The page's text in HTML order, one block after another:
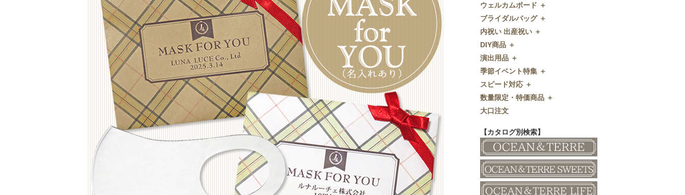
スプーン
チョコレート
ディズニー
ドラジェ
プチタオル
席札立て
耳かき＆ぺん
紅茶＆コーヒー
和風プチギフト
その他
今治タオル
引出物セット
和食器
名入れ贈呈品
特選ギフト
珈琲・紅茶
鰹節・フード
和菓子
FLAVOR
席次表
席札
付箋・メッセージカード
印刷代行
ディズニーシリーズ
ディズニーウェイトドール
ウェイトベア
子育て卒業証書
クロックギフト
カタログギフト
OCEAN&TERRE GOURMET
SHIKISAI ONE
Grace
ウェルカムボード ＋
ウェルカムボード
カラーステンドグラス調
ガラス
フラワータイプ
ペンダントクロック
ミラー
メッセージパズル
似顔絵
和風ボード
ブライダルバッグ ＋
ブライダルバッグ
内祝い 出産祝い ＋
内祝い 出産祝い
DIY商品 ＋
DIY商品
演出用品 ＋
演出用品
リングピロー
ブーケプルズ
結婚証明書
その他
季節イベント特集 ＋
季節イベント特集
サクラ
クローバー
クリスマス
バレンタイン
ホワイトデー
母の日
父の日
スピード対応 ＋
スピード対応
即日お急ぎ発送
数量限定・特価商品 ＋
数量限定・特価商品
大口注文
【カタログ別検索】